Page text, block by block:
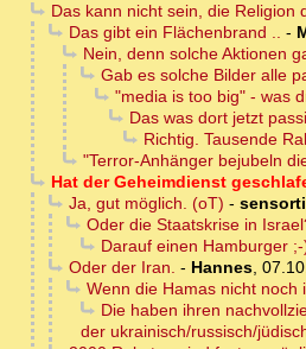
Das kann nicht sein, die
Das gibt ein Flächenbrand .. -
Nein, denn solche Aktionen
Gab es solche Bilder alle
"media is too big" - was
Das was dort jetzt
Richtig. Tausende
"Terror-Anhänger bejubeln
Hat der Geheimdienst
Ja, gut möglich. (oT) -
Oder die Staatskrise in
Darauf einen Hamburger ;-
Oder der Iran. - Hannes,
Wenn die Hamas nicht noch
Die haben ihren
der ukrainisch/russisch/